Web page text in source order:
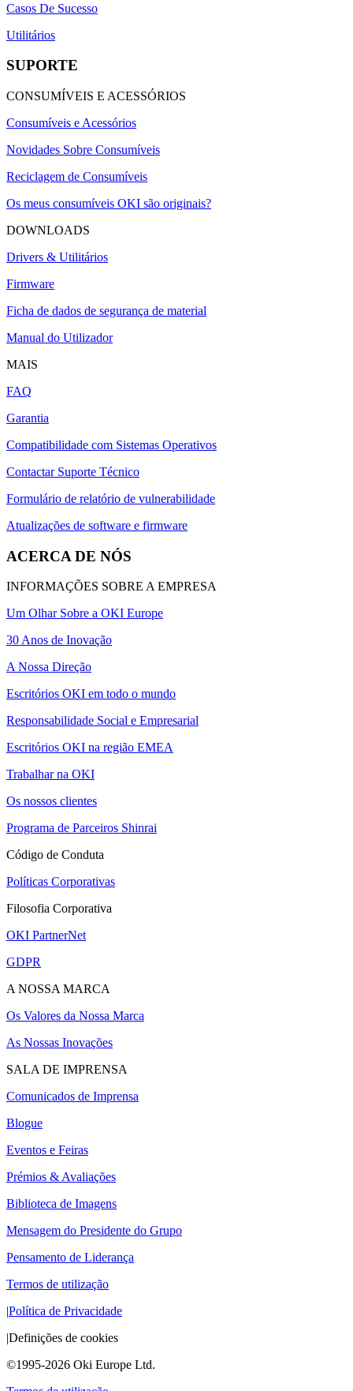
Casos De Sucesso
Utilitários
SUPORTE
CONSUMÍVEIS E ACESSÓRIOS
Consumíveis e Acessórios
Novidades Sobre Consumíveis
Reciclagem de Consumíveis
Os meus consumíveis OKI são originais?
DOWNLOADS
Drivers & Utilitários
Firmware
Ficha de dados de segurança de material
Manual do Utilizador
MAIS
FAQ
Garantia
Compatibilidade com Sistemas Operativos
Contactar Suporte Técnico
Formulário de relatório de vulnerabilidade
Atualizações de software e firmware
ACERCA DE NÓS
INFORMAÇÕES SOBRE A EMPRESA
Um Olhar Sobre a OKI Europe
30 Anos de Inovação
A Nossa Direção
Escritórios OKI em todo o mundo
Responsabilidade Social e Empresarial
Escritórios OKI na região EMEA
Trabalhar na OKI
Os nossos clientes
Programa de Parceiros Shinrai
Código de Conduta
Políticas Corporativas
Filosofia Corporativa
OKI PartnerNet
GDPR
A NOSSA MARCA
Os Valores da Nossa Marca
As Nossas Inovações
SALA DE IMPRENSA
Comunicados de Imprensa
Blogue
Eventos e Feiras
Prémios & Avaliações
Biblioteca de Imagens
Mensagem do Presidente do Grupo
Pensamento de Liderança
Termos de utilização
|Política de Privacidade
|Definições de cookies
©1995-2026 Oki Europe Ltd.